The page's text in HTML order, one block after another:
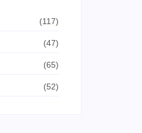
(117)
(47)
(65)
(52)